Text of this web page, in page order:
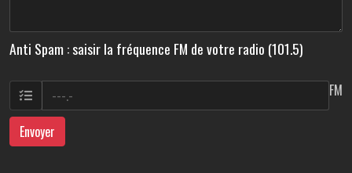
Anti Spam : saisir la fréquence FM de votre radio (101.5)
FM
Envoyer